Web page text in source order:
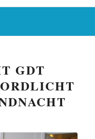
GDT